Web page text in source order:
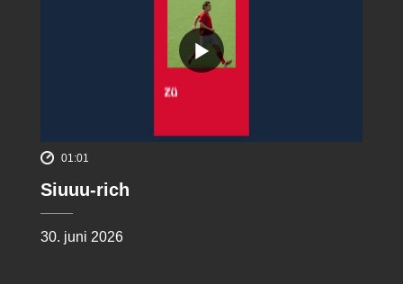
01:01
Siuuu-rich
30. juni 2026